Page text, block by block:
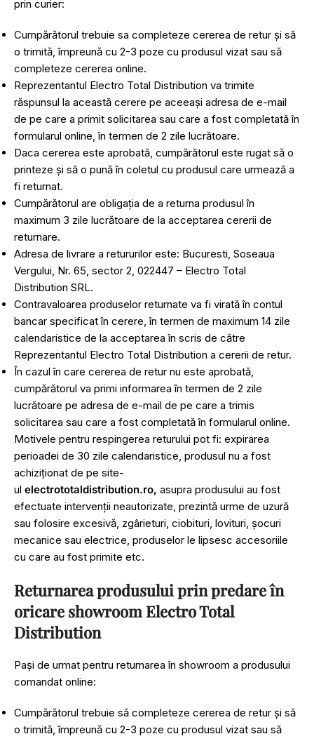
prin curier:
Cumpărătorul trebuie sa completeze cererea de retur și să
o trimită, împreună cu 2-3 poze cu produsul vizat sau să
completeze cererea online.
Reprezentantul Electro Total Distribution va trimite
răspunsul la această cerere pe aceeași adresa de e-mail
de pe care a primit solicitarea sau care a fost completată în
formularul online, în termen de 2 zile lucrătoare.
Daca cererea este aprobată, cumpărătorul este rugat să o
printeze și să o pună în coletul cu produsul care urmează a
fi returnat.
Cumpărătorul are obligația de a returna produsul în
maximum 3 zile lucrătoare de la acceptarea cererii de
returnare.
Adresa de livrare a retururilor este: Bucuresti, Soseaua
Vergului, Nr. 65, sector 2, 022447 – Electro Total
Distribution SRL.
Contravaloarea produselor returnate va fi virată în contul
bancar specificat în cerere, în termen de maximum 14 zile
calendaristice de la acceptarea în scris de către
Reprezentantul Electro Total Distribution a cererii de retur.
În cazul în care cererea de retur nu este aprobată,
cumpărătorul va primi informarea în termen de 2 zile
lucrătoare pe adresa de e-mail de pe care a trimis
solicitarea sau care a fost completată în formularul online.
Motivele pentru respingerea returului pot fi: expirarea
perioadei de 30 zile calendaristice, produsul nu a fost
achiziționat de pe site-
ul electrototaldistribution.ro, asupra produsului au fost
efectuate intervenții neautorizate, prezintă urme de uzură
sau folosire excesivă, zgârieturi, ciobituri, lovituri, șocuri
mecanice sau electrice, produselor le lipsesc accesoriile
cu care au fost primite etc.
Returnarea produsului prin predare în
oricare showroom Electro Total
Distribution
Pași de urmat pentru returnarea în showroom a produsului
comandat online:
Cumpărătorul trebuie să completeze cererea de retur și să
o trimită, împreună cu 2-3 poze cu produsul vizat sau să